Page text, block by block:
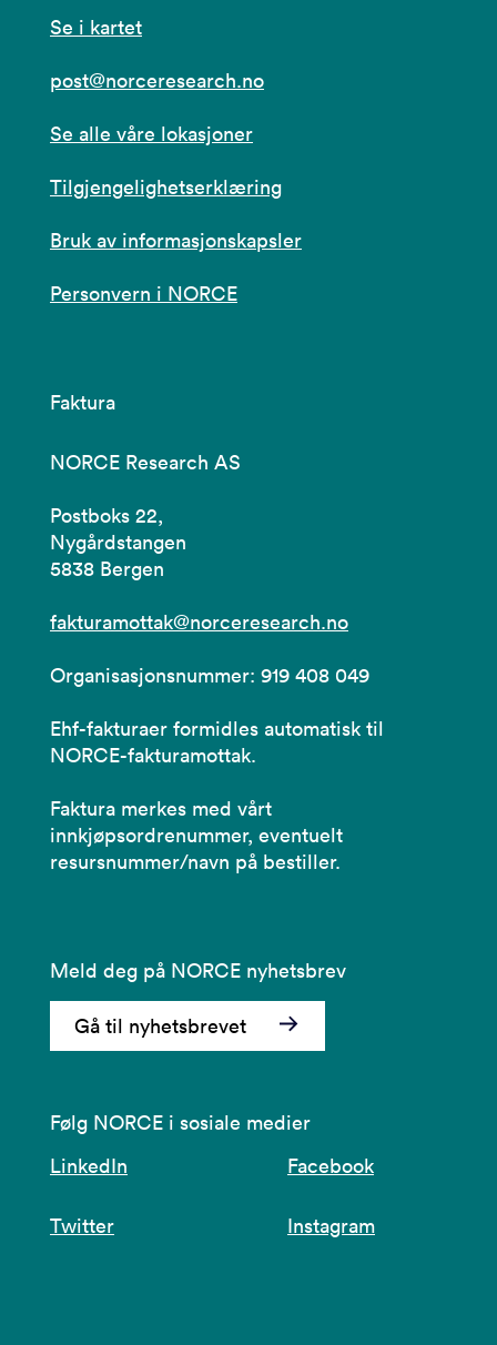
Se i kartet
post@norceresearch.no
Se alle våre lokasjoner
Tilgjengelighetserklæring
Bruk av informasjonskapsler
Personvern i NORCE
Faktura
NORCE Research AS
Postboks 22,
Nygårdstangen
5838 Bergen
fakturamottak@norceresearch.no
Organisasjonsnummer: 919 408 049
Ehf-fakturaer formidles automatisk til
NORCE-fakturamottak.
Faktura merkes med vårt
innkjøpsordrenummer, eventuelt
resursnummer/navn på bestiller.
Meld deg på NORCE nyhetsbrev
Gå til nyhetsbrevet
Følg NORCE i sosiale medier
LinkedIn
Facebook
Twitter Instagram